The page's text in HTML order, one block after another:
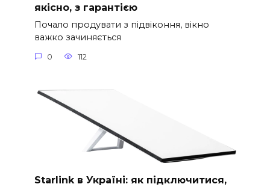
якісно, з гарантією
Почало продувати з підвіконня, вікно
важко зачиняється
0 112
Starlink в Україні: як підключитися,